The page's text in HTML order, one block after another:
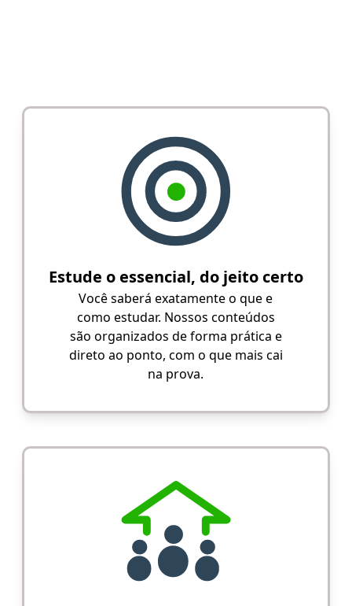
Estude o essencial, do jeito certo
Você saberá exatamente o que e
como estudar. Nossos conteúdos
são organizados de forma prática e
direto ao ponto, com o que mais cai
na prova.